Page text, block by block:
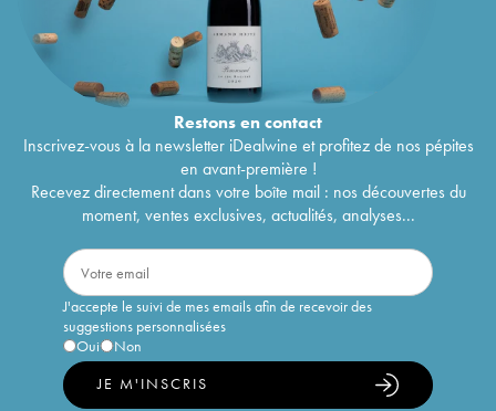
Restons encontact
Inscrivez-vous à la newsletter iDealwine et profitez de nos pépites
en avant-première !
Recevez directement dans votre boîte mail : nos découvertes du
moment, ventes exclusives, actualités, analyses...
J'accepte le suivi de mes emails afin de recevoir des
suggestions personnalisées
Oui
Non
JE M'INSCRIS